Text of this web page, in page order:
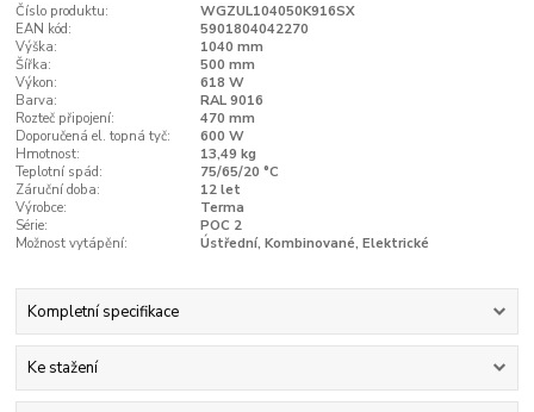
Číslo produktu:
WGZUL104050K916SX
EAN kód:
5901804042270
Výška:
1040 mm
Šířka:
500 mm
Výkon:
618 W
Barva:
RAL 9016
Rozteč připojení:
470 mm
Doporučená el. topná tyč:
600 W
Hmotnost:
13,49 kg
Teplotní spád:
75/65/20 °C
Záruční doba:
12 let
Výrobce:
Terma
Série:
POC 2
Možnost vytápění:
Ústřední, Kombinované, Elektrické
Kompletní specifikace
Ke stažení